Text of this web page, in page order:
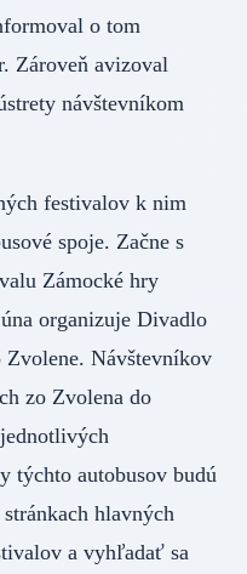
o tom
Zároveň avizoval
návštevníkom
festivalov k nim
spoje. Začne s
Zámocké hry
organizuje Divadlo
Zvolene. Návštevníkov
zo Zvolena do
týchto autobusov budú
hlavných
a vyhľadať sa